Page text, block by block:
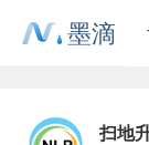
墨滴
扫地